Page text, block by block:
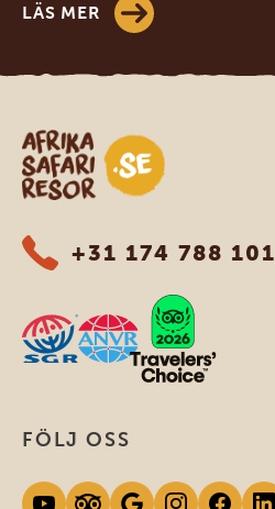
LÄS MER
Safari-resor i Afrika
+31 174 788 101
FÖLJ OSS